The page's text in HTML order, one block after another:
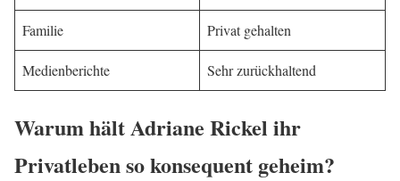
Familie Privat gehalten
Medienberichte Sehr zurückhaltend
Warum hält Adriane Rickel ihr
Privatleben so konsequent geheim?